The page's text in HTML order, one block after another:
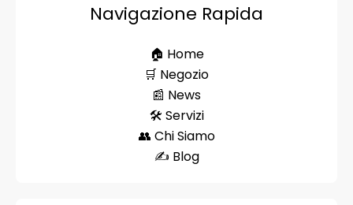
Navigazione Rapida
🏠 Home
🛒 Negozio
📰 News
🛠️ Servizi
👥 Chi Siamo
✍️ Blog